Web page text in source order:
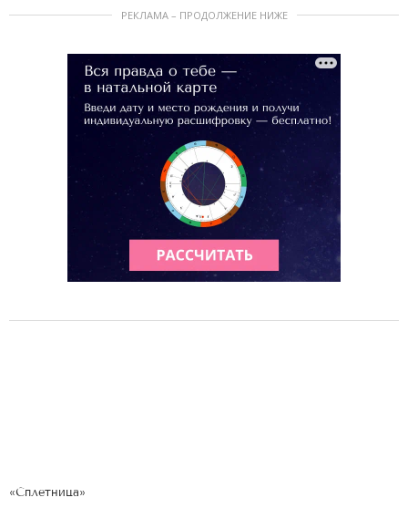
РЕКЛАМА – ПРОДОЛЖЕНИЕ НИЖЕ
«Сплетница»